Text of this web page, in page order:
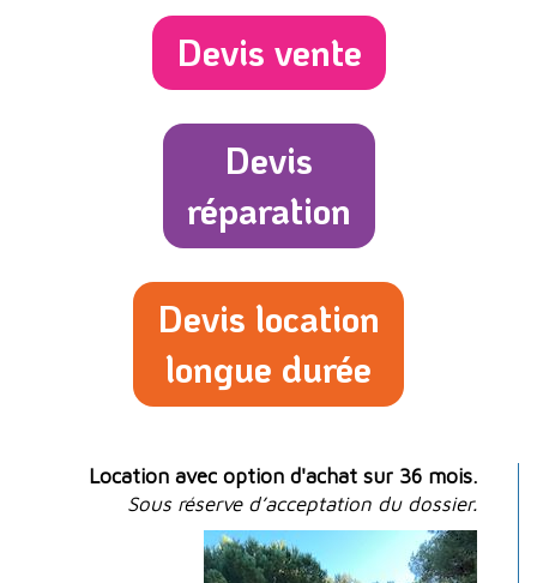
Devis vente
Devis
réparation
Devis location
longue durée
Location avec option d'achat sur 36 mois.
Sous réserve d’acceptation du dossier.